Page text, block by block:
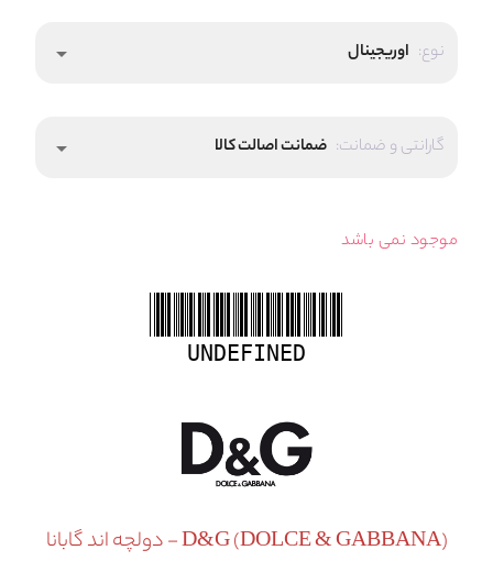
نوع: اوریجینال arrow_drop_down
گارانتی و ضمانت: ضمانت اصالت کالا arrow_drop_down
موجود نمی باشد
UNDEFINED
D&G (DOLCE & GABBANA) - دولچه اند گابانا